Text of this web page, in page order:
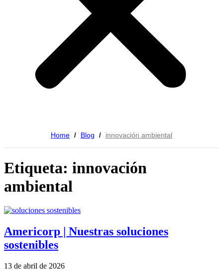
Home / Blog / innovación ambiental
Etiqueta: innovación
ambiental
Americorp | Nuestras soluciones
sostenibles
13 de abril de 2026